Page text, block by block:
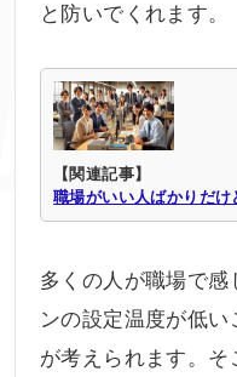
と防いでくれます。
【関連記事】
職場がいい人ばかりだけ
多くの人が職場で
ンの設定温度が低
が考えられます。